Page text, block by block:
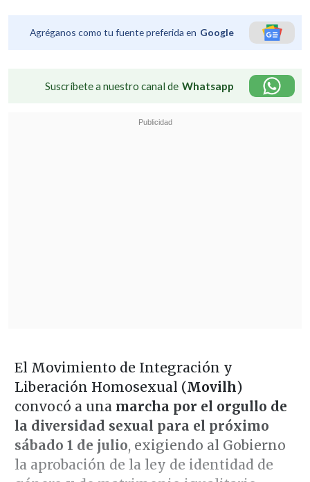
Agréganos como tu fuente preferida en Google
Suscríbete a nuestro canal de Whatsapp
El Movimiento de Integración y
Liberación Homosexual (Movilh)
convocó a unamarcha por el orgullo de
la diversidad sexual para el próximo
sábado 1 de julio, exigiendo al Gobierno
la aprobación de la ley de identidad de